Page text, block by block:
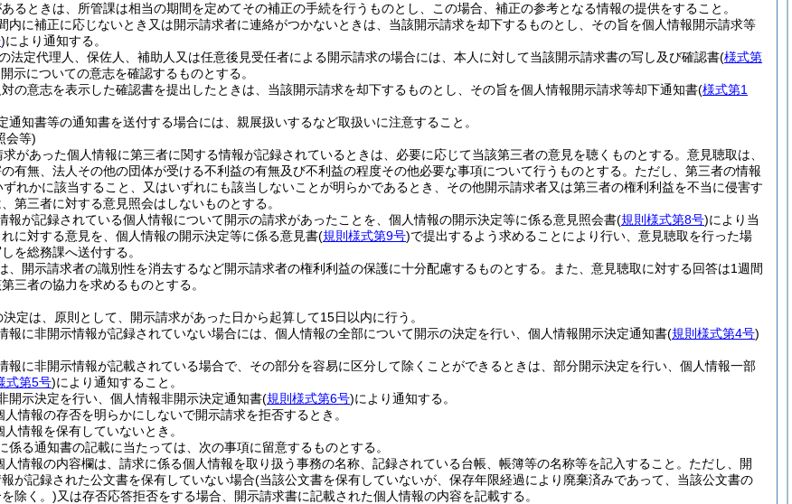
るときは、所管課は相当の期間を定めてその補正の手続を行うものとし、この場合、補正の参考となる情報の提供をすること。
内に補正に応じないとき又は開示請求者に連絡がつかないときは、当該開示請求を却下するものとし、その旨を個人情報開示請求等
)により通知する。
法定代理人、保佐人、補助人又は任意後見受任者による開示請求の場合には、本人に対して当該開示請求書の写し及び確認書(様式第
示についての意志を確認するものとする。
の意志を表示した確認書を提出したときは、当該開示請求を却下するものとし、その旨を個人情報開示請求等却下通知書(様式第1
通知書等の通知書を送付する場合には、親展扱いするなど取扱いに注意すること。
会等)
があった個人情報に第三者に関する情報が記録されているときは、必要に応じて当該第三者の意見を聴くものとする。 意見聴取は、
有無、法人その他の団体が受ける不利益の有無及び不利益の程度その他必要な事項について行うものとする。 ただし、第三者の情報
れかに該当すること、又はいずれにも該当しないことが明らかであるとき、その他開示請求者又は第三者の権利利益を不当に侵害す
第三者に対する意見照会はしないものとする。
報が記録されている個人情報について開示の請求があったことを、個人情報の開示決定等に係る意見照会書(規則様式第8号)により当
に対する意見を、個人情報の開示決定等に係る意見書(規則様式第9号)で提出するよう求めることにより行い、意見聴取を行った場
を総務課へ送付する。
、開示請求者の識別性を消去するなど開示請求者の権利利益の保護に十分配慮するものとする。
また、意見聴取に対する回答は1週間
三者の協力を求めるものとする。
定は、原則として、開示請求があった日から起算して15日以内に行う。
報に非開示情報が記録されていない場合には、個人情報の全部について開示の決定を行い、個人情報開示決定通知書(規則様式第4号)
報に非開示情報が記載されている場合で、その部分を容易に区分して除くことができるときは、部分開示決定を行い、個人情報一部
式第5号)により通知すること。
開示決定を行い、個人情報非開示決定通知書(規則様式第6号)により通知する。
情報の存否を明らかにしないで開示請求を拒否するとき。
情報を保有していないとき。
係る通知書の記載に当たっては、次の事項に留意するものとする。
人情報の内容欄は、請求に係る個人情報を取り扱う事務の名称、記録されている台帳、帳簿等の名称等を記入すること。 ただし、開
が記録された公文書を保有していない場合(当該公文書を保有していないが、保存年限経過により廃棄済みであって、当該公文書の
除く。)又は存否応答拒否をする場合、開示請求書に記載された個人情報の内容を記載する。